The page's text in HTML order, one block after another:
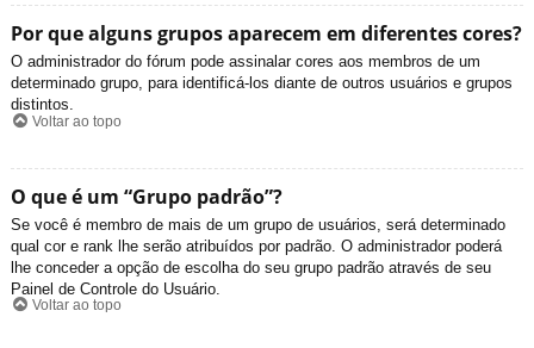
Por que alguns grupos aparecem em diferentes cores?
O administrador do fórum pode assinalar cores aos membros de um
determinado grupo, para identificá-los diante de outros usuários e grupos
distintos.
Voltar ao topo
O que é um “Grupo padrão”?
Se você é membro de mais de um grupo de usuários, será determinado
qual cor e rank lhe serão atribuídos por padrão. O administrador poderá
lhe conceder a opção de escolha do seu grupo padrão através de seu
Painel de Controle do Usuário.
Voltar ao topo